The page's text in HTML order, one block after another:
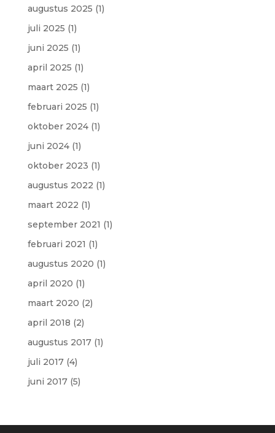
augustus 2025 (1)
juli 2025 (1)
juni 2025 (1)
april 2025 (1)
maart 2025 (1)
februari 2025 (1)
oktober 2024(1)
juni 2024(1)
oktober 2023 (1)
augustus 2022 (1)
maart 2022 (1)
september 2021 (1)
februari 2021 (1)
augustus 2020 (1)
april 2020 (1)
maart 2020 (2)
april 2018 (2)
augustus 2017(1)
juli 2017(4)
juni 2017(5)